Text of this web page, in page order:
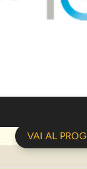
VAI AL